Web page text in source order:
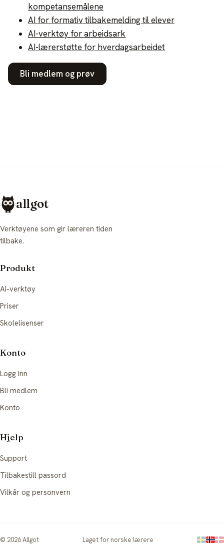
kompetansemålene
AI for formativ tilbakemelding til elever
AI-verktøy for arbeidsark
AI-lærerstøtte for hverdagsarbeidet
Bli medlem og prøv
allgot
Verktøyene som gir læreren tiden
tilbake.
Produkt
AI-verktøy
Priser
Skolelisenser
Konto
Logg inn
Bli medlem
Konto
Hjelp
Support
Tilbakestill passord
Vilkår og personvern
© 2026Allgot Laget for norske lærere